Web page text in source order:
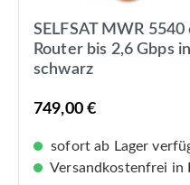
SELFSAT MWR
Router bis 2,6 Gbps
schwarz
749,00 €
sofort ab Lager
Versandkostenfrei in